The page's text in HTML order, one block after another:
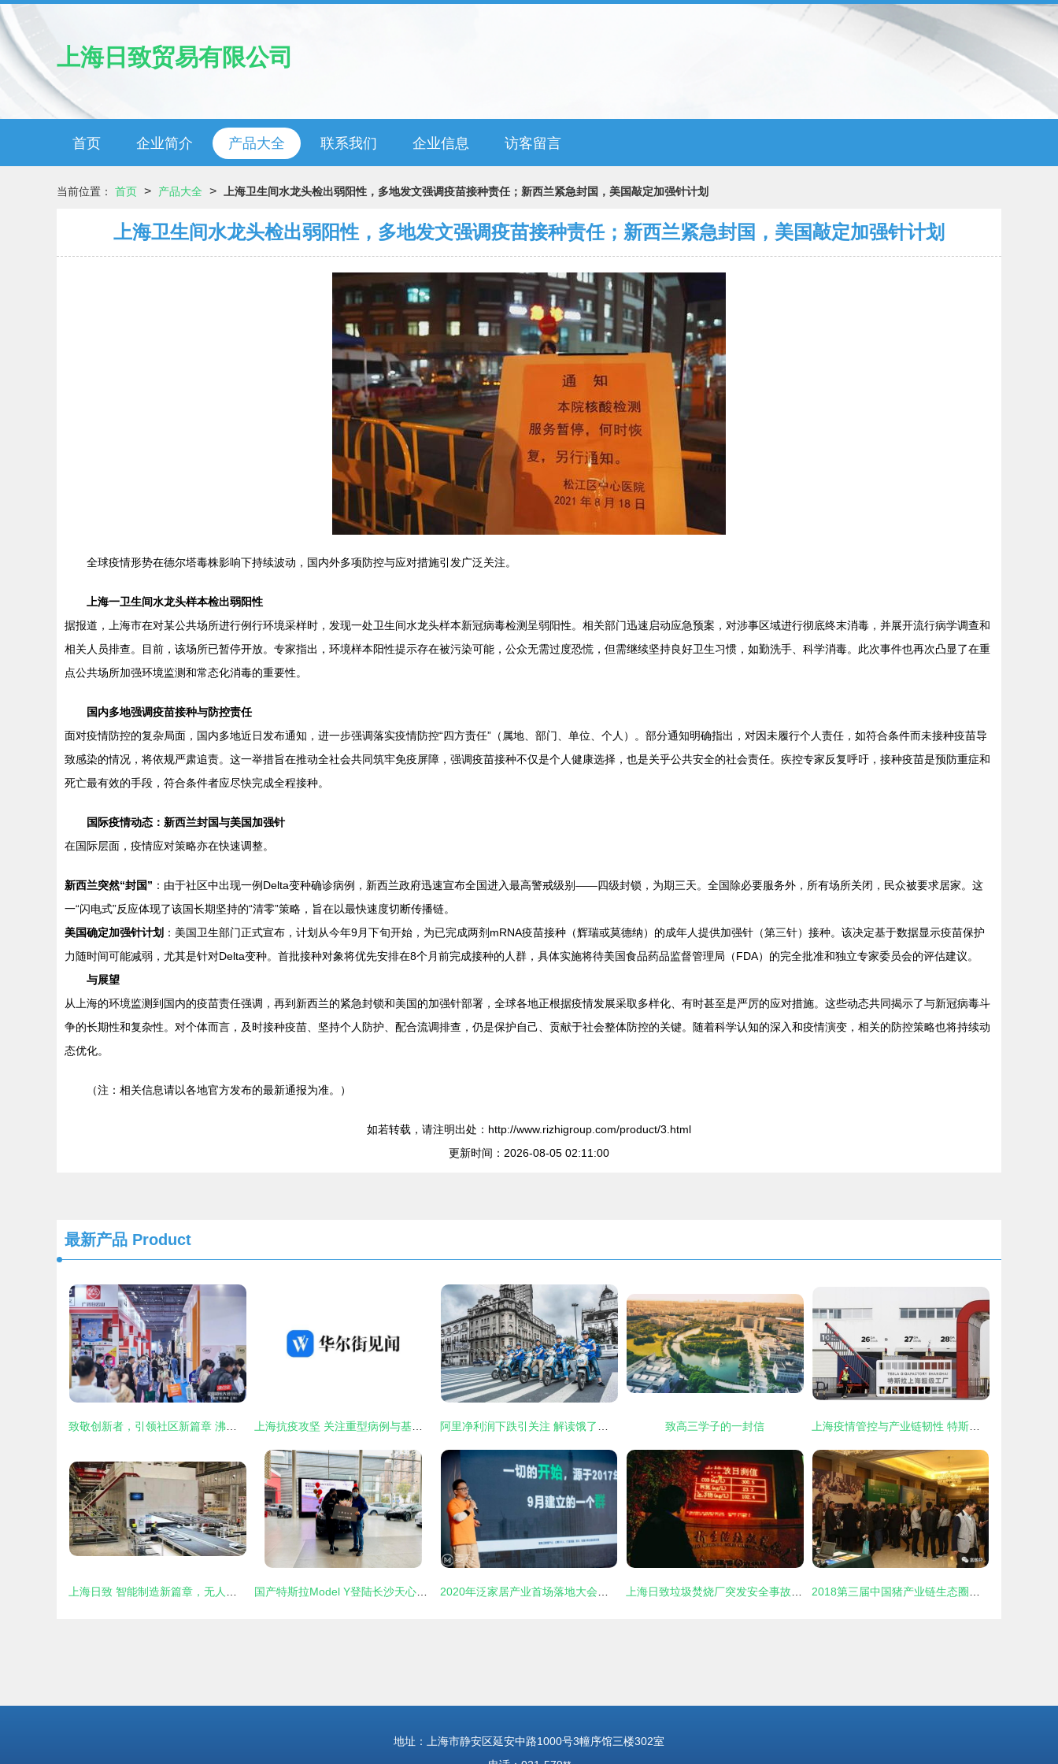
上海日致贸易有限公司
首页 企业简介 产品大全 联系我们 企业信息 访客留言
当前位置： 首页 > 产品大全 > 上海卫生间水龙头检出弱阳性，多地发文强调疫苗接种责任；新西兰紧急封国，美国敲定加强针计划
上海卫生间水龙头检出弱阳性，多地发文强调疫苗接种责任；新西兰紧急封国，美国敲定加强针计划
全球疫情形势在德尔塔毒株影响下持续波动，国内外多项防控与应对措施引发广泛关注。
上海一卫生间水龙头样本检出弱阳性
据报道，上海市在对某公共场所进行例行环境采样时，发现一处卫生间水龙头样本新冠病毒检测呈弱阳性。相关部门迅速启动应急预案，对涉事区域进行彻底终末消毒，并展开流行病学调查和
相关人员排查。目前，该场所已暂停开放。专家指出，环境样本阳性提示存在被污染可能，公众无需过度恐慌，但需继续坚持良好卫生习惯，如勤洗手、科学消毒。此次事件也再次凸显了在重
点公共场所加强环境监测和常态化消毒的重要性。
国内多地强调疫苗接种与防控责任
面对疫情防控的复杂局面，国内多地近日发布通知，进一步强调落实疫情防控“四方责任”（属地、部门、单位、个人）。部分通知明确指出，对因未履行个人责任，如符合条件而未接种疫苗导
致感染的情况，将依规严肃追责。这一举措旨在推动全社会共同筑牢免疫屏障，强调疫苗接种不仅是个人健康选择，也是关乎公共安全的社会责任。疾控专家反复呼吁，接种疫苗是预防重症和
死亡最有效的手段，符合条件者应尽快完成全程接种。
国际疫情动态：新西兰封国与美国加强针
在国际层面，疫情应对策略亦在快速调整。
新西兰突然“封国” ：由于社区中出现一例Delta变种确诊病例，新西兰政府迅速宣布全国进入最高警戒级别——四级封锁，为期三天。全国除必要服务外，所有场所关闭，民众被要求居家。这
一“闪电式”反应体现了该国长期坚持的“清零”策略，旨在以最快速度切断传播链。
美国确定加强针计划 ：美国卫生部门正式宣布，计划从今年9月下旬开始，为已完成两剂mRNA疫苗接种（辉瑞或莫德纳）的成年人提供加强针（第三针）接种。该决定基于数据显示疫苗保护
力随时间可能减弱，尤其是针对Delta变种。首批接种对象将优先安排在8个月前完成接种的人群，具体实施将待美国食品药品监督管理局（FDA）的完全批准和独立专家委员会的评估建议。
与展望
从上海的环境监测到国内的疫苗责任强调，再到新西兰的紧急封锁和美国的加强针部署，全球各地正根据疫情发展采取多样化、有时甚至是严厉的应对措施。这些动态共同揭示了与新冠病毒斗
争的长期性和复杂性。对个体而言，及时接种疫苗、坚持个人防护、配合流调排查，仍是保护自己、贡献于社会整体防控的关键。随着科学认知的深入和疫情演变，相关的防控策略也将持续动
态优化。
（注：相关信息请以各地官方发布的最新通报为准。）
如若转载，请注明出处：http://www.rizhigroup.com/product/3.html
更新时间：2026-08-05 02:11:00
最新产品 Product
致高三学子的一封信
地址：上海市静安区延安中路1000号3幢序馆三楼302室